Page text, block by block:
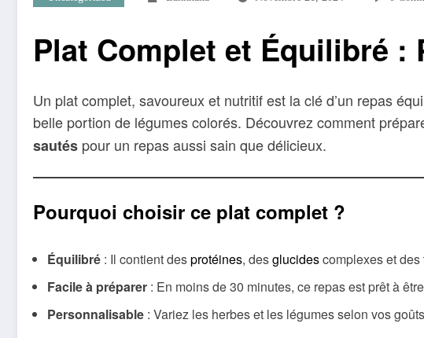
Plat Complet et Équilibré :
Un plat complet, savoureux et nutritif est la clé d’un repas
belle portion de légumes colorés. Découvrez comment
sautés pour un repas aussi sain que délicieux.
Pourquoi choisir ce plat complet ?
Équilibré : Il contient desprotéines, desglucidescomplexes et des
Facile à préparer : En moins de 30 minutes, ce repas est prêt à
Personnalisable : Variez les herbes et les légumes selon vos